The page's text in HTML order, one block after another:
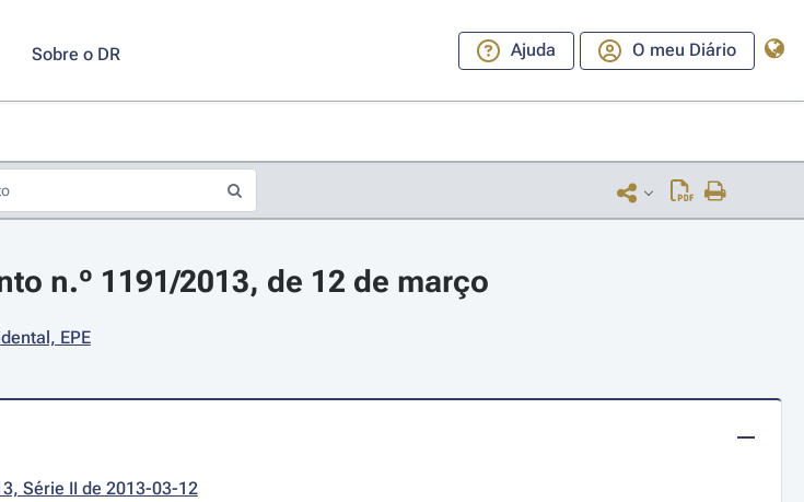
Sobre o DR Ajuda O meu Diário
n.º 1191/2013, de 12 de março
EPE
Série II de 2013-03-12